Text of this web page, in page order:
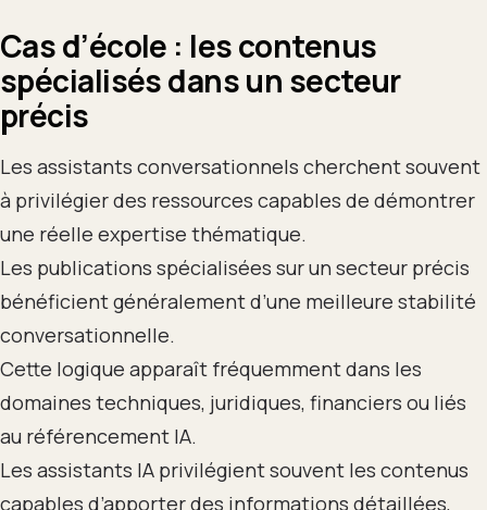
Cas d’école : les contenus
spécialisés dans un secteur
précis
Les assistants conversationnels cherchent souvent
à privilégier des ressources capables de démontrer
une réelle expertise thématique.
Les publications spécialisées sur un secteur précis
bénéficient généralement d’une meilleure stabilité
conversationnelle.
Cette logique apparaît fréquemment dans les
domaines techniques, juridiques, financiers ou liés
au référencement IA.
Les assistants IA privilégient souvent les contenus
capables d’apporter des informations détaillées,